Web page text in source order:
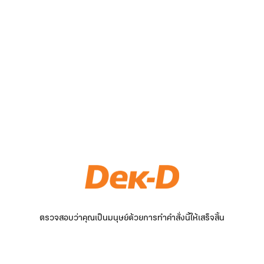
ตรวจสอบว่าคุณเป็นมนุษย์ด้วยการทำคำสั่งนี้ให้เสร็จสิ้น